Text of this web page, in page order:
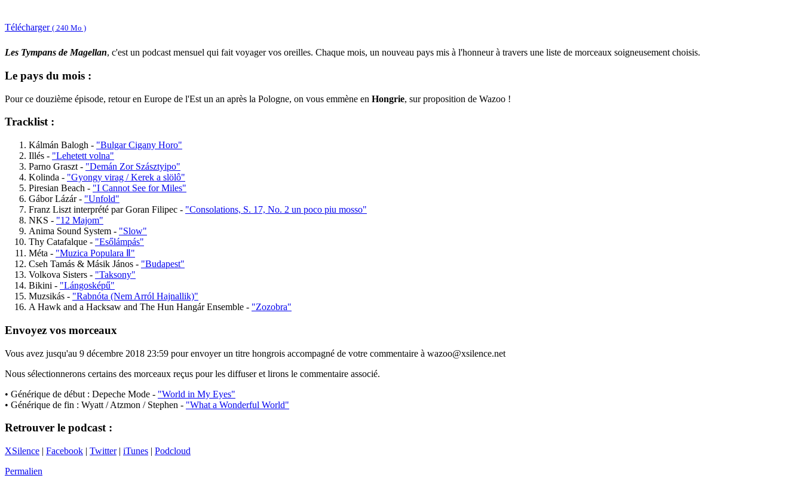
Télécharger ( 240 Mo )
Les Tympans de Magellan, c'est un podcast mensuel qui fait voyager vos oreilles. Chaque mois, un nouveau pays mis à l'honneur à travers une liste de morceaux soigneusement choisis.
Le pays du mois :
Pour ce douzième épisode, retour en Europe de l'Est un an après la Pologne, on vous emmène en Hongrie, sur proposition de Wazoo !
Tracklist :
Kálmán Balogh - "Bulgar Cigany Horo"
Illés - "Lehetett volna"
Parno Graszt - "Demán Zor Szásztyipo"
Kolinda - "Gyongy virag / Kerek a slölô"
Piresian Beach - "I Cannot See for Miles"
Gábor Lázár - "Unfold"
Franz Liszt interprété par Goran Filipec - "Consolations, S. 17, No. 2 un poco piu mosso"
NKS - "12 Majom"
Anima Sound System - "Slow"
Thy Catafalque - "Esőlámpás"
Méta - "Muzica Populara Ⅱ"
Cseh Tamás & Másik János - "Budapest"
Volkova Sisters - "Taksony"
Bikini - "Lángosképű"
Muzsikás - "Rabnóta (Nem Arról Hajnallik)"
A Hawk and a Hacksaw and The Hun Hangár Ensemble - "Zozobra"
Envoyez vos morceaux
Vous avez jusqu'au 9 décembre 2018 23:59 pour envoyer un titre hongrois accompagné de votre commentaire à wazoo@xsilence.net
Nous sélectionnerons certains des morceaux reçus pour les diffuser et lirons le commentaire associé.
• Générique de début : Depeche Mode - "World in My Eyes"
• Générique de fin : Wyatt / Atzmon / Stephen - "What a Wonderful World"
Retrouver le podcast :
XSilence | Facebook | Twitter| iTunes | Podcloud
Permalien